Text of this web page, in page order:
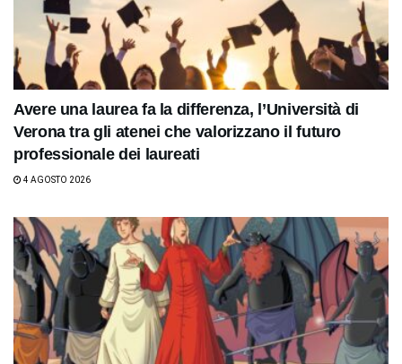
Avere una laurea fa la differenza, l’Università di
Verona tra gli atenei che valorizzano il futuro
professionale dei laureati
4 AGOSTO 2026